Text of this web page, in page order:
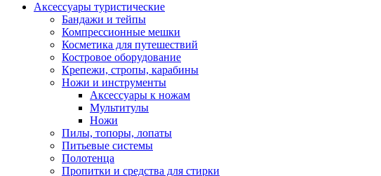
Аксессуары туристические
Бандажи и тейпы
Компрессионные мешки
Косметика для путешествий
Костровое оборудование
Крепежи, стропы, карабины
Ножи и инструменты
Аксессуары к ножам
Мультитулы
Ножи
Пилы, топоры, лопаты
Питьевые системы
Полотенца
Пропитки и средства для стирки